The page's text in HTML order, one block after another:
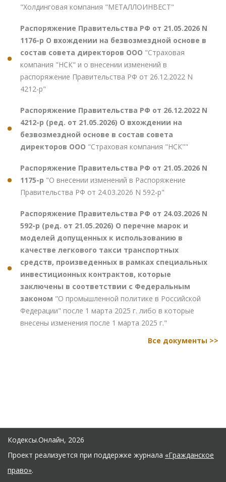
"Холдинговая компания "МЕТАЛЛОИНВЕСТ"
Распоряжение Правительства РФ от 21.05.2026 N
1176-р О вхождении на безвозмездной основе в
состав совета директоров ООО "Страховая
компания "НСК" и о внесении изменений в
распоряжение Правительства РФ от 26.12.2022 N
4212-р"
Распоряжение Правительства РФ от 26.12.2022 N
4212-р (ред. от 21.05.2026) О вхождении на
безвозмездной основе в состав совета
директоров ООО "Страховая компания "НСК""
Распоряжение Правительства РФ от 21.05.2026 N
1175-р "О внесении изменений в Распоряжение
Правительства РФ от 24.03.2026 N 592-р"
Распоряжение Правительства РФ от 24.03.2026 N
592-р (ред. от 21.05.2026) О перечне марок и
моделей допущенных к использованию в
качестве легкового такси транспортных
средств, произведенных в рамках специальных
инвестиционных контрактов, которые
заключены в соответствии с Федеральным
законом "О промышленной политике в Российской
Федерации" после 1 марта 2025 г. либо в которые
внесены изменения после 1 марта 2025 г."
Все документы >>
Кодексы.Онлайн, 2026
Проект реализуется при поддержке журнала «Гражданское
право».